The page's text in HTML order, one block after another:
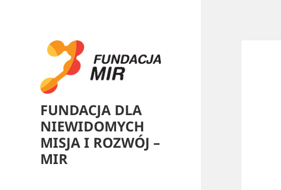
FUNDACJA DLA
NIEWIDOMYCH
MISJA I ROZWÓJ –
MIR